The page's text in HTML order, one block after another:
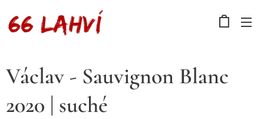
Václav - Sauvignon Blanc
2020 | suché